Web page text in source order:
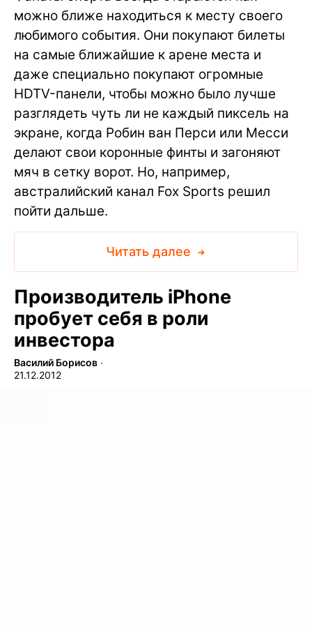
можно ближе находиться к месту своего
любимого события. Они покупают билеты
на самые ближайшие к арене места и
даже специально покупают огромные
HDTV-панели, чтобы можно было лучше
разглядеть чуть ли не каждый пиксель на
экране, когда Робин ван Перси или Месси
делают свои коронные финты и загоняют
мяч в сетку ворот. Но, например,
австралийский канал Fox Sports решил
пойти дальше.
Читать далее
Производитель iPhone
пробует себя в роли
инвестора
Василий Борисов ∙
21.12.2012